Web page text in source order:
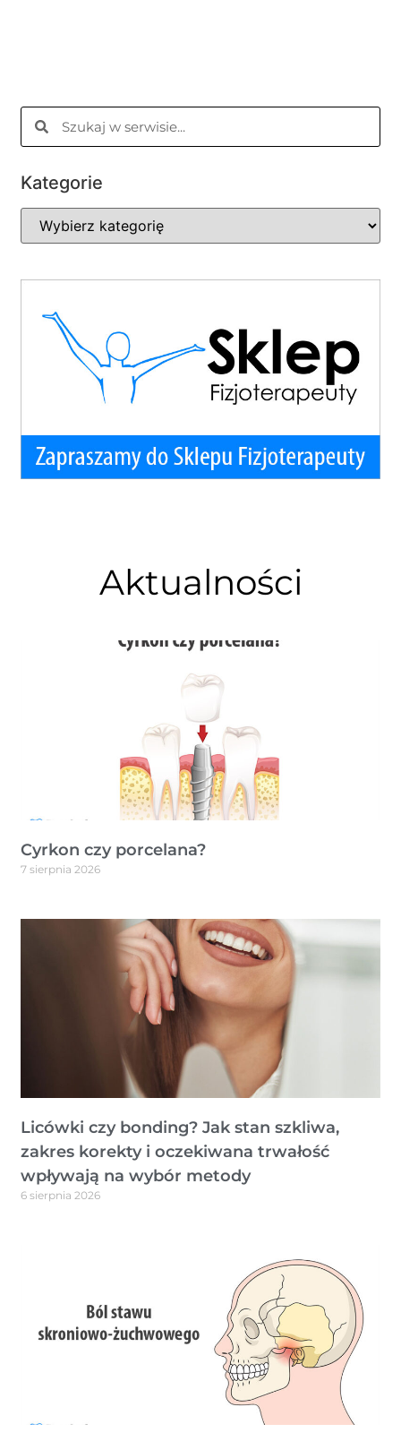
Kategorie
Aktualności
Cyrkon czy porcelana?
7 sierpnia 2026
Licówki czy bonding? Jak stan szkliwa,
zakres korekty i oczekiwana trwałość
wpływają na wybór metody
6 sierpnia 2026